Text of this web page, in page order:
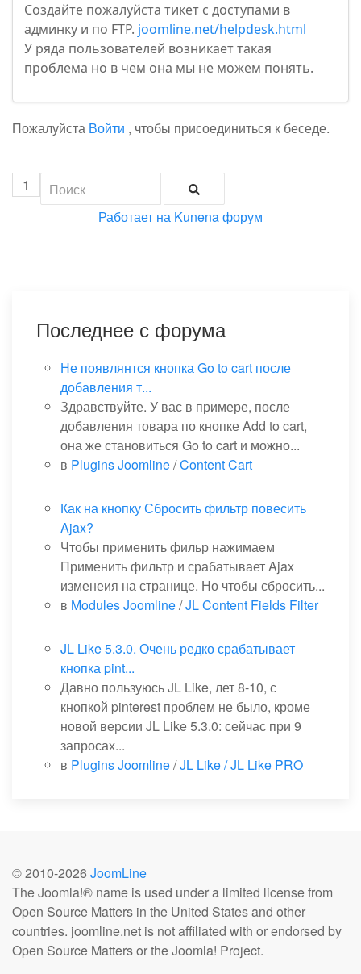
Создайте пожалуйста тикет с доступами в
админку и по FTP. joomline.net/helpdesk.html
У ряда пользователей возникает такая
проблема но в чем она мы не можем понять.
Пожалуйста Войти , чтобы присоединиться к беседе.
1
Работает на Kunena форум
Последнее с форума
Не появлянтся кнопка Go to cart после
добавления т...
Здравствуйте. У вас в примере, после
добавления товара по кнопке Add to cart,
она же становиться Go to cart и можно...
в Plugins Joomline/Content Cart
Как на кнопку Сбросить фильтр повесить
Ajax?
Чтобы применить фильр нажимаем
Применить фильтр и срабатывает Ajax
изменеия на странице. Но чтобы сбросить...
в Modules Joomline/JL Content Fields Filter
JL Like 5.3.0. Очень редко срабатывает
кнопка pint...
Давно пользуюсь JL Like, лет 8-10, с
кнопкой pinterest проблем не было, кроме
новой версии JL Like 5.3.0: сейчас при 9
запросах...
в Plugins Joomline/JL Like / JL Like PRO
© 2010-2026 JoomLine
The Joomla!® name is used under a limited license from
Open Source Matters in the United States and other
countries. joomline.net is not affiliated with or endorsed by
Open Source Matters or the Joomla! Project.